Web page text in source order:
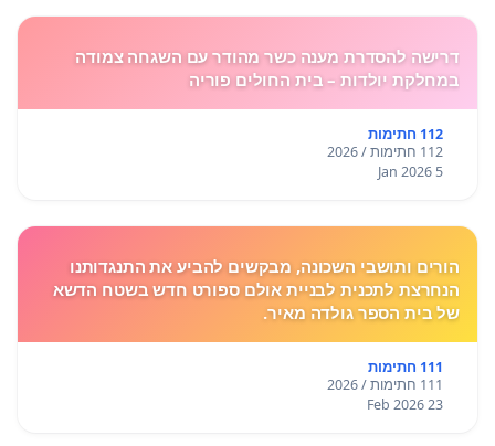
דרישה להסדרת מענה כשר מהודר עם השגחה צמודה
במחלקת יולדות – בית החולים פוריה
112 חתימות
112 חתימות / 2026
5 Jan 2026
הורים ותושבי השכונה, מבקשים להביע את התנגדותנו
הנחרצת לתכנית לבניית אולם ספורט חדש בשטח הדשא
של בית הספר גולדה מאיר.
111 חתימות
111 חתימות / 2026
23 Feb 2026